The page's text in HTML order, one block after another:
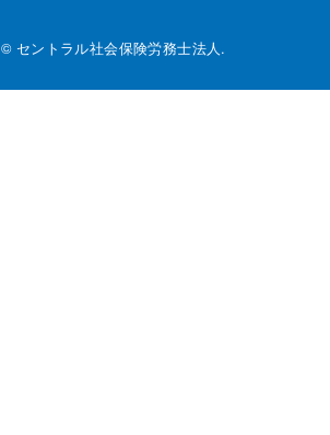
© セントラル社会保険労務士法人.